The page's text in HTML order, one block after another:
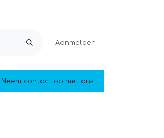
Aanmelden
Zwemvijvers en vijvers
Neem contact op met ons